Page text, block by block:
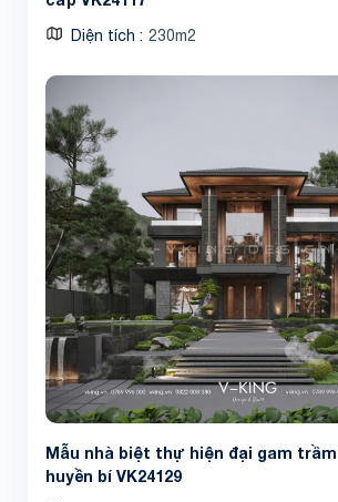
Diện tích 230m2
Mẫu nhà biệt thự hiện đại gam
huyền bí VK24129